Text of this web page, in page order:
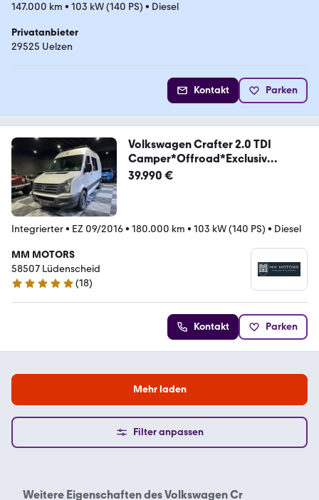
147.000 km • 103 kW (140 PS) • Diesel
Privatanbieter
29525 Uelzen
Kontakt Parken
Volkswagen Crafter 2.0 TDI
Camper*Offroad*Exclusiv
Umbau*
39.990 €
Integrierter• EZ 09/2016• 180.000 km • 103 kW (140 PS) • Diesel
MM MOTORS
58507 Lüdenscheid
4.9 Sterne
(18)
Kontakt Parken
Mehr laden
Filter anpassen
Weitere Eigenschaften desVolkswagen Cr